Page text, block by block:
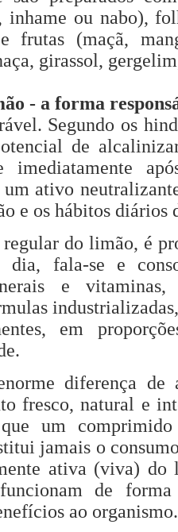
inhame ou nabo),
frutas (maçã,
girassol,
- a forma
Segundo os
de
imediatamente
ativo
e os hábitos diários
regular do limão, é
fala-se e
e
em
diferença de
fresco, natural e
um
jamais o
ativa (viva) do
de
ao organismo.